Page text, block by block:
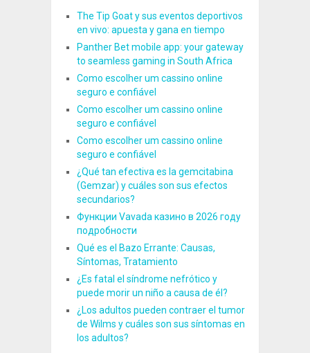
The Tip Goat y sus eventos deportivos
en vivo: apuesta y gana en tiempo
Panther Bet mobile app: your gateway
to seamless gaming in South Africa
Como escolher um cassino online
seguro e confiável
Como escolher um cassino online
seguro e confiável
Como escolher um cassino online
seguro e confiável
¿Qué tan efectiva es la gemcitabina
(Gemzar) y cuáles son sus efectos
secundarios?
Функции Vavada казино в 2026 году
подробности
Qué es el Bazo Errante: Causas,
Síntomas, Tratamiento
¿Es fatal el síndrome nefrótico y
puede morir un niño a causa de él?
¿Los adultos pueden contraer el tumor
de Wilms y cuáles son sus síntomas en
los adultos?